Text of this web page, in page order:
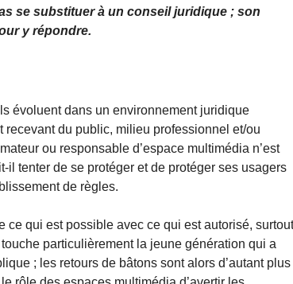
se substituer à un conseil juridique ; son
y répondre.
évoluent dans un environnement juridique
du public, milieu professionnel et/ou
ou responsable d’espace multimédia n’est
tenter de se protéger et de protéger ses usagers
de règles.
ce qui est possible avec ce qui est autorisé, surtout
particulièrement la jeune génération qui a
; les retours de bâtons sont alors d’autant plus